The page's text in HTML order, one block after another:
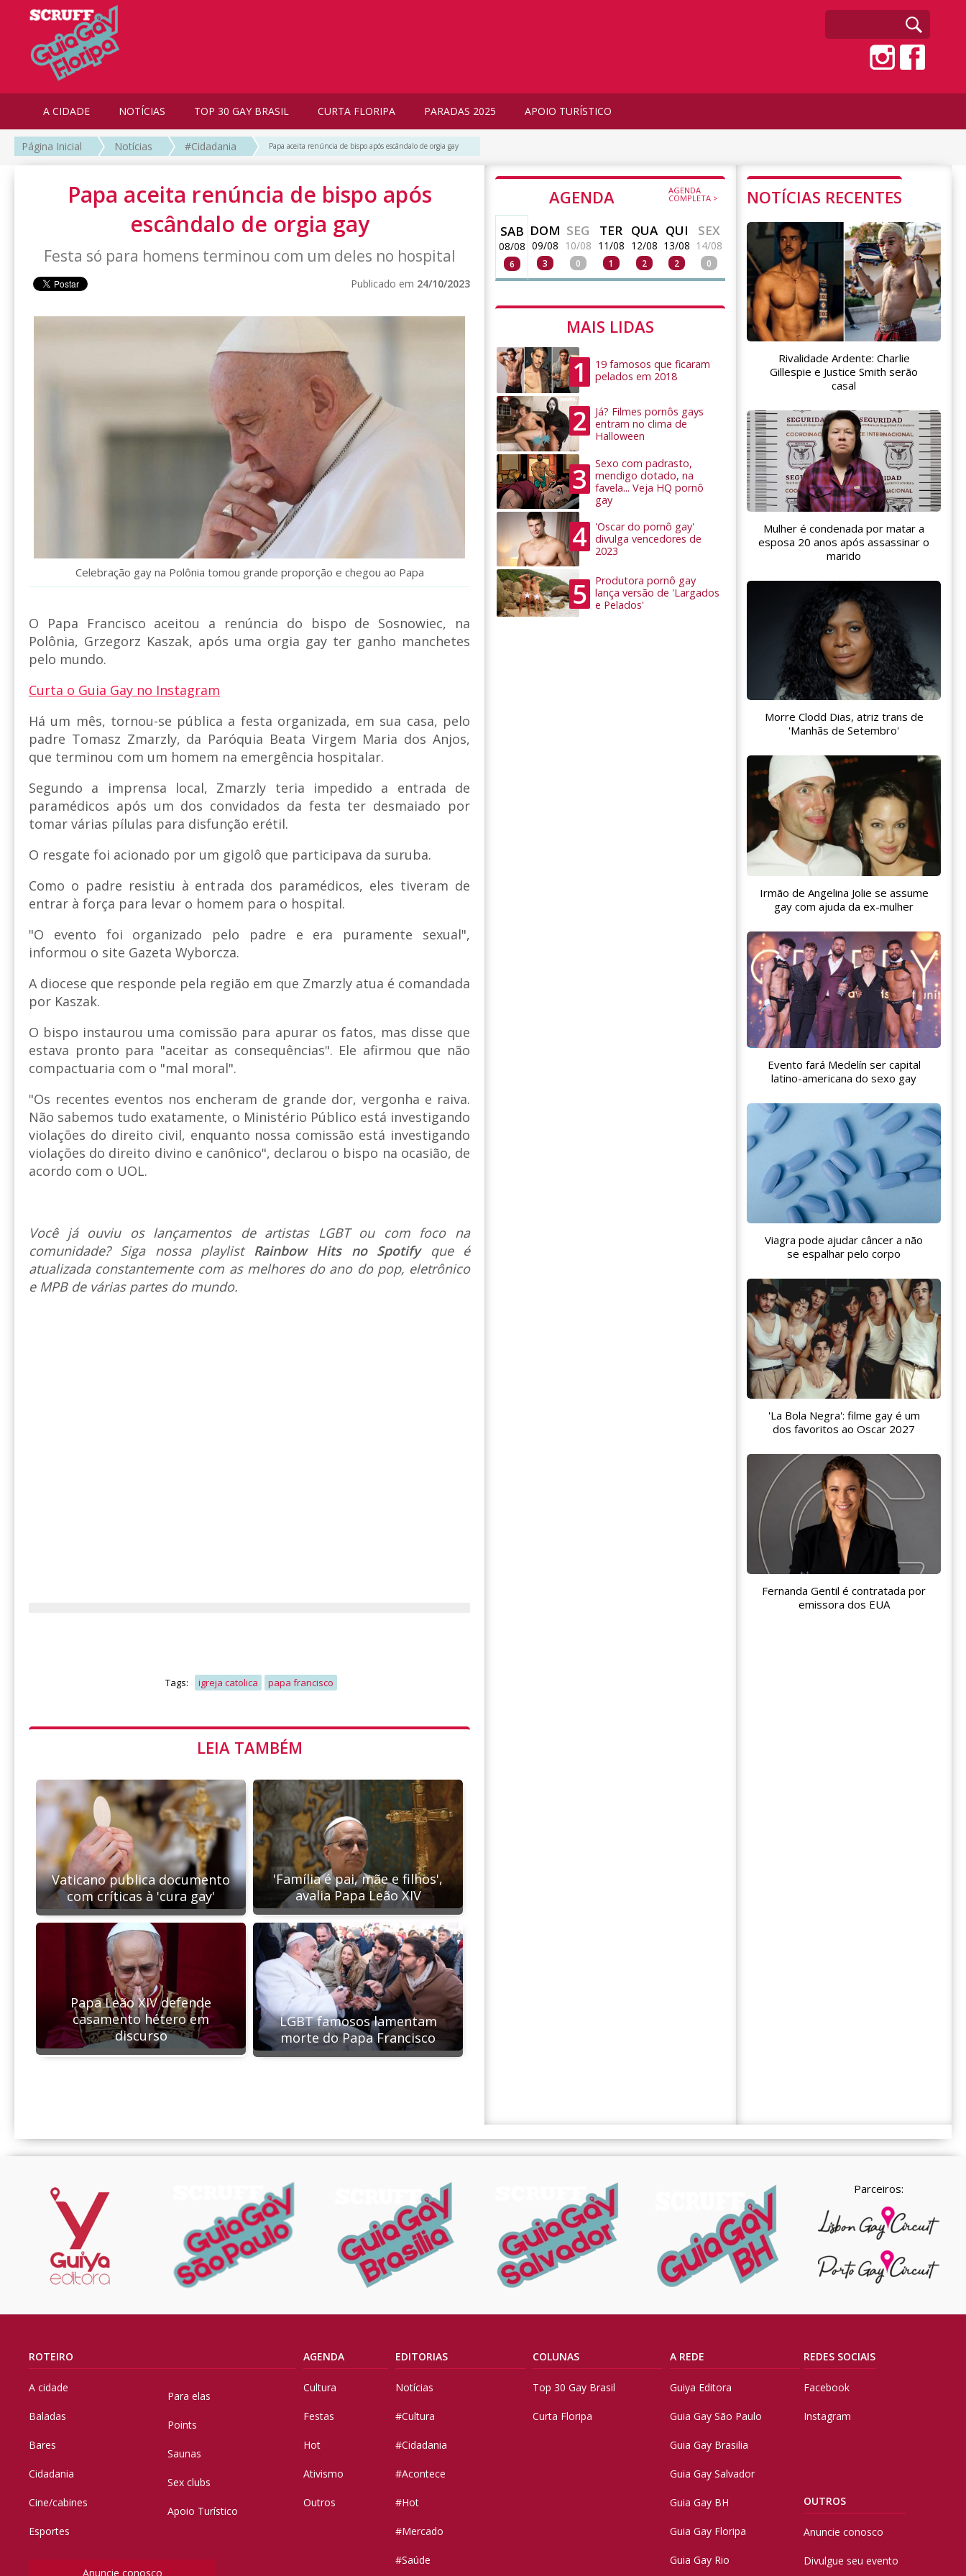
A CIDADE NOTÍCIAS TOP 30 GAY BRASIL CURTA FLORIPA PARADAS 2025 APOIO TURÍSTICO
Página Inicial Notícias #Cidadania Papa aceita renúncia de bispo após escândalo de orgia gay
Papa aceita renúncia de bispo após
escândalo de orgia gay
Festa só para homens terminou com um deles no hospital
Publicado em 24/10/2023
Celebração gay na Polônia tomou grande proporção e chegou ao Papa
O Papa Francisco aceitou a renúncia do bispo de Sosnowiec, na
Polônia, Grzegorz Kaszak, após uma orgia gay ter ganho manchetes
pelo mundo.
Curta o Guia Gay no Instagram
Há um mês, tornou-se pública a festa organizada, em sua casa, pelo
padre Tomasz Zmarzly, da Paróquia Beata Virgem Maria dos Anjos,
que terminou com um homem na emergência hospitalar.
Segundo a imprensa local, Zmarzly teria impedido a entrada de
paramédicos após um dos convidados da festa ter desmaiado por
tomar várias pílulas para disfunção erétil.
O resgate foi acionado por um gigolô que participava da suruba.
Como o padre resistiu à entrada dos paramédicos, eles tiveram de
entrar à força para levar o homem para o hospital.
"O evento foi organizado pelo padre e era puramente sexual",
informou o site Gazeta Wyborcza.
A diocese que responde pela região em que Zmarzly atua é comandada
por Kaszak.
O bispo instaurou uma comissão para apurar os fatos, mas disse que
estava pronto para "aceitar as consequências". Ele afirmou que não
compactuaria com o "mal moral".
"Os recentes eventos nos encheram de grande dor, vergonha e raiva.
Não sabemos tudo exatamente, o Ministério Público está investigando
violações do direito civil, enquanto nossa comissão está investigando
violações do direito divino e canônico", declarou o bispo na ocasião, de
acordo com o UOL.
Você já ouviu os lançamentos de artistas LGBT ou com foco na
comunidade? Siga nossa playlist Rainbow Hits no Spotify que é
atualizada constantemente com as melhores do ano do pop, eletrônico
e MPB de várias partes do mundo.
Tags: igreja catolica papa francisco
LEIA TAMBÉM
Vaticano publica documento
com críticas à 'cura gay'
'Família é pai, mãe e filhos',
avalia Papa Leão XIV
Papa Leão XIV defende
casamento hétero em
discurso
LGBT famosos lamentam
morte do Papa Francisco
AGENDA AGENDA
COMPLETA >
SAB
08/08
6
DOM
09/08
3
SEG
10/08
0
TER
11/08
1
QUA
12/08
2
QUI
13/08
2
SEX
14/08
0
MAIS LIDAS
1
19 famosos que ficaram
pelados em 2018
2
Já? Filmes pornôs gays
entram no clima de
Halloween
3
Sexo com padrasto,
mendigo dotado, na
favela... Veja HQ pornô
gay
4
'Oscar do pornô gay'
divulga vencedores de
2023
5
Produtora pornô gay
lança versão de 'Largados
e Pelados'
NOTÍCIAS RECENTES
Rivalidade Ardente: Charlie
Gillespie e Justice Smith serão
casal
Mulher é condenada por matar a
esposa 20 anos após assassinar o
marido
Morre Clodd Dias, atriz trans de
'Manhãs de Setembro'
Irmão de Angelina Jolie se assume
gay com ajuda da ex-mulher
Evento fará Medelín ser capital
latino-americana do sexo gay
Viagra pode ajudar câncer a não
se espalhar pelo corpo
'La Bola Negra': filme gay é um
dos favoritos ao Oscar 2027
Fernanda Gentil é contratada por
emissora dos EUA
Parceiros:
ROTEIRO
A cidade
Baladas
Bares
Cidadania
Cine/cabines
Esportes
Para elas
Points
Saunas
Sex clubs
Apoio Turístico
Anuncie conosco
AGENDA
Cultura
Festas
Hot
Ativismo
Outros
EDITORIAS
Notícias
#Cultura
#Cidadania
#Acontece
#Hot
#Mercado
#Saúde
COLUNAS
Top 30 Gay Brasil
Curta Floripa
A REDE
Guiya Editora
Guia Gay São Paulo
Guia Gay Brasilia
Guia Gay Salvador
Guia Gay BH
Guia Gay Floripa
Guia Gay Rio
REDES SOCIAIS
Facebook
Instagram
OUTROS
Anuncie conosco
Divulgue seu evento